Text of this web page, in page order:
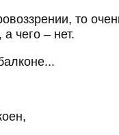
то
чего – нет.